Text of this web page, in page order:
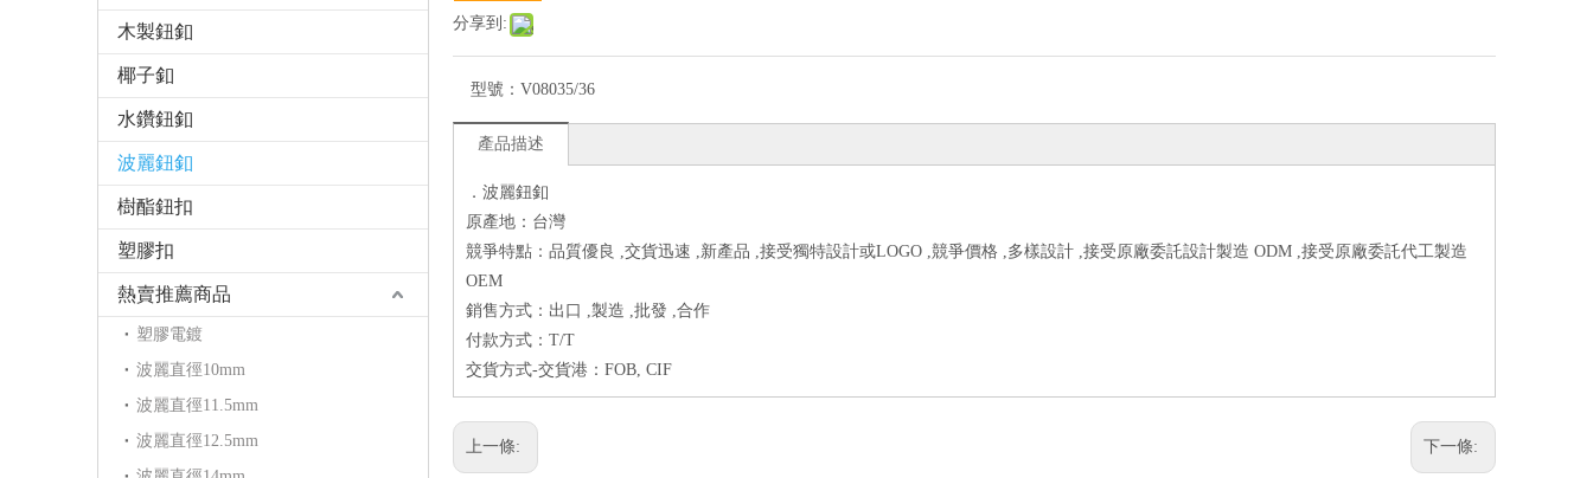
木製鈕釦
椰子釦
水鑽鈕釦
波麗鈕釦
樹酯鈕扣
塑膠扣
熱賣推薦商品
塑膠電鍍
波麗直徑10mm
波麗直徑11.5mm
波麗直徑12.5mm
分享到:
型號： V08035/36
產品描述
．波麗鈕釦
原產地：台灣
競爭特點：品質優良 ,交貨迅速 ,新產品 ,接受獨特設計或LOGO ,競爭價格 ,多樣設計 ,接受原廠委託設計製造 ODM ,接受原廠委託代工製造
OEM
銷售方式：出口 ,製造 ,批發 ,合作
付款方式：T/T
交貨方式-交貨港：FOB, CIF
上一條: 下一條: